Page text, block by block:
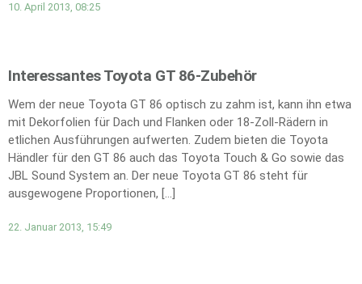
10. April 2013, 08:25
Interessantes Toyota GT 86-Zubehör
Wem der neue Toyota GT 86 optisch zu zahm ist, kann ihn etwa
mit Dekorfolien für Dach und Flanken oder 18-Zoll-Rädern in
etlichen Ausführungen aufwerten. Zudem bieten die Toyota
Händler für den GT 86 auch das Toyota Touch & Go sowie das
JBL Sound System an. Der neue Toyota GT 86 steht für
ausgewogene Proportionen, […]
22. Januar 2013, 15:49